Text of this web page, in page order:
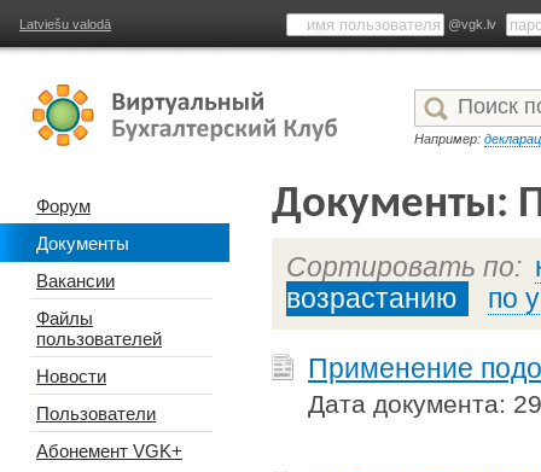
Latviešu valodā @vgk.lv
Например:
Форум
Документы
Вакансии
Файлы
пользователей
Новости
Пользователи
Абонемент VGK+
Документы:
Сортировать по:
возрастанию
по
Применение
Дата документа: